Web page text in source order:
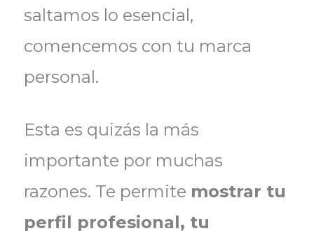
saltamos lo esencial,
comencemos con tu marca
personal.
Esta es quizás la más
importante por muchas
razones. Te permite mostrar tu
perfil profesional, tu